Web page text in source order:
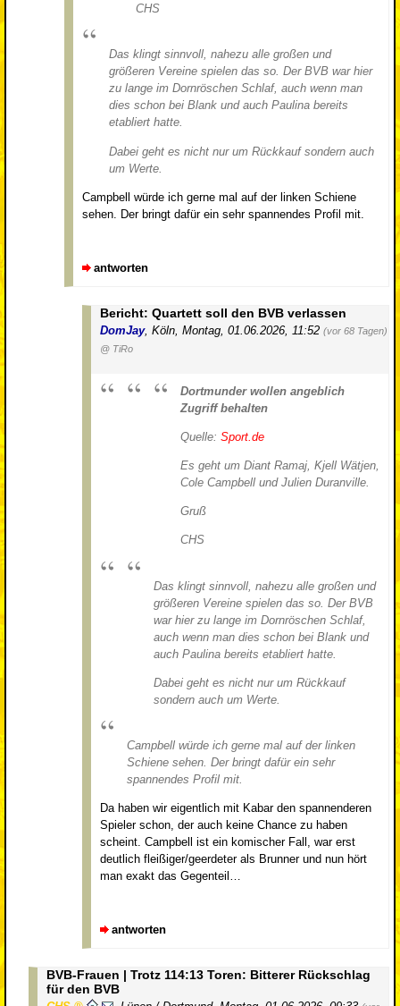
CHS
Das klingt sinnvoll, nahezu alle großen und
größeren Vereine spielen das so. Der BVB war hier
zu lange im Dornröschen Schlaf, auch wenn man
dies schon bei Blank und auch Paulina bereits
etabliert hatte.
Dabei geht es nicht nur um Rückkauf sondern auch
um Werte.
Campbell würde ich gerne mal auf der linken Schiene
sehen. Der bringt dafür ein sehr spannendes Profil mit.
antworten
Bericht: Quartett soll den BVB verlassen
DomJay, Köln Montag, 01.06.2026, 11:52 (vor 68 Tagen)
@ TiRo
Dortmunder wollen angeblich
Zugriff behalten
Quelle: Sport.de
Es geht um Diant Ramaj, Kjell Wätjen,
Cole Campbell und Julien Duranville.
Gruß
CHS
Das klingt sinnvoll, nahezu alle großen und
größeren Vereine spielen das so. Der BVB
war hier zu lange im Dornröschen Schlaf,
auch wenn man dies schon bei Blank und
auch Paulina bereits etabliert hatte.
Dabei geht es nicht nur um Rückkauf
sondern auch um Werte.
Campbell würde ich gerne mal auf der linken
Schiene sehen. Der bringt dafür ein sehr
spannendes Profil mit.
Da haben wir eigentlich mit Kabar den spannenderen
Spieler schon, der auch keine Chance zu haben
scheint. Campbell ist ein komischer Fall, war erst
deutlich fleißiger/geerdeter als Brunner und nun hört
man exakt das Gegenteil…
antworten
BVB-Frauen | Trotz 114:13 Toren: Bitterer Rückschlag
für den BVB